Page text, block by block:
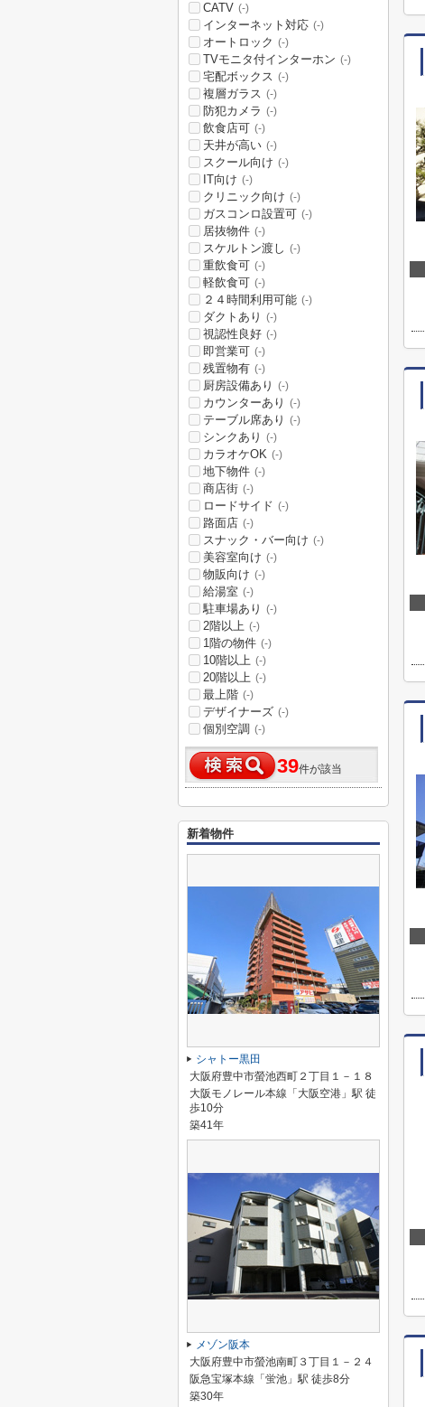
CATV (-)
インターネット対応 (-)
オートロック (-)
TVモニタ付インターホン (-)
宅配ボックス (-)
複層ガラス (-)
防犯カメラ (-)
飲食店可 (-)
天井が高い (-)
スクール向け (-)
IT向け (-)
クリニック向け (-)
ガスコンロ設置可 (-)
居抜物件 (-)
スケルトン渡し (-)
重飲食可 (-)
軽飲食可 (-)
２４時間利用可能 (-)
ダクトあり (-)
視認性良好 (-)
即営業可 (-)
残置物有 (-)
厨房設備あり (-)
カウンターあり (-)
テーブル席あり (-)
シンクあり (-)
カラオケOK (-)
地下物件 (-)
商店街 (-)
ロードサイド (-)
路面店 (-)
スナック・バー向け (-)
美容室向け (-)
物販向け (-)
給湯室 (-)
駐車場あり (-)
2階以上 (-)
1階の物件 (-)
10階以上 (-)
20階以上 (-)
最上階 (-)
デザイナーズ (-)
個別空調 (-)
39件が該当
新着物件
シャトー黒田
大阪府豊中市螢池西町２丁目１－１８
大阪モノレール本線「大阪空港」駅 徒
歩10分
築41年
メゾン阪本
大阪府豊中市螢池南町３丁目１－２４
阪急宝塚本線「蛍池」駅 徒歩8分
築30年